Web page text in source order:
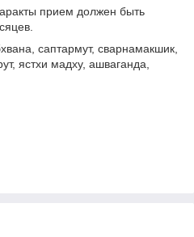
прием должен быть
саптармут, сварнамакшик,
ястхи мадху, ашваганда,